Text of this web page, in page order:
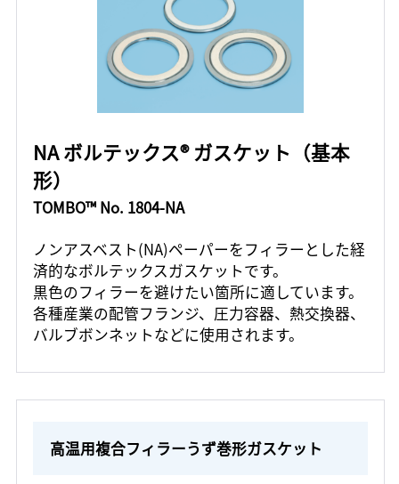
NA ボルテックス® ガスケット（基本
形）
TOMBO™ No. 1804-NA
ノンアスベスト(NA)ペーパーをフィラーとした経
済的なボルテックスガスケットです。
黒色のフィラーを避けたい箇所に適しています。
各種産業の配管フランジ、圧力容器、熱交換器、
バルブボンネットなどに使用されます。
高温用複合フィラーうず巻形ガスケット